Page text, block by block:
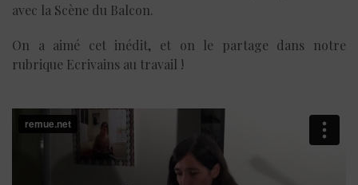
avec la Scène du Balcon.
On a aimé cet inédit, et on le partage dans notre
rubrique Ecrivains au travail !